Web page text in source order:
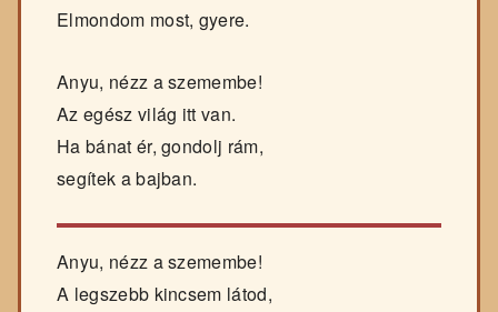
Elmondom most, gyere.
Anyu, nézz a szemembe!
Az egész világ itt van.
Ha bánat ér, gondolj rám,
segítek a bajban.
Anyu, nézz a szemembe!
A legszebb kincsem látod,